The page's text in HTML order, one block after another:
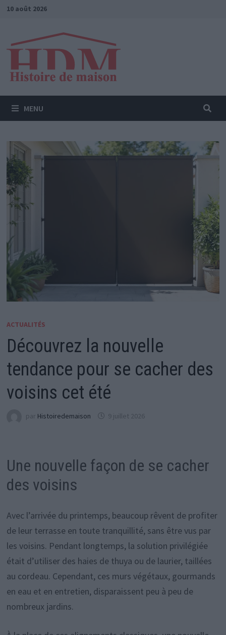
Passer
10 août 2026
MENU
ACTUALITÉS
Découvrez la nouvelle
tendance pour se cacher des
voisins cet été
par Histoiredemaison 9 juillet 2026
Une nouvelle façon de se cacher
des voisins
Avec l’arrivée du printemps, beaucoup rêvent de profiter
de leur terrasse en toute tranquillité, sans être vus par
les voisins. Pendant longtemps, la solution privilégiée
était d’utiliser des haies de thuya ou de laurier, taillées
au cordeau. Cependant, ces murs végétaux, gourmands
en eau et en entretien, disparaissent peu à peu de
nombreux jardins.